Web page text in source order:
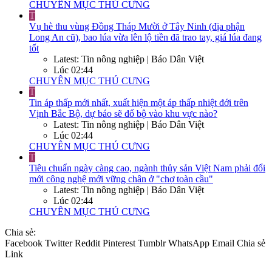
CHUYÊN MỤC THÚ CƯNG
T
Vụ hè thu vùng Đồng Tháp Mười ở Tây Ninh (địa phận
Long An cũ), bao lúa vừa lên lộ tiền đã trao tay, giá lúa đang
tốt
Latest: Tin nông nghiệp | Báo Dân Việt
Lúc 02:44
CHUYÊN MỤC THÚ CƯNG
T
Tin áp thấp mới nhất, xuất hiện một áp thấp nhiệt đới trên
Vịnh Bắc Bộ, dự báo sẽ đổ bộ vào khu vực nào?
Latest: Tin nông nghiệp | Báo Dân Việt
Lúc 02:44
CHUYÊN MỤC THÚ CƯNG
T
Tiêu chuẩn ngày càng cao, ngành thủy sản Việt Nam phải đổi
mới công nghệ mới vững chân ở "chợ toàn cầu"
Latest: Tin nông nghiệp | Báo Dân Việt
Lúc 02:44
CHUYÊN MỤC THÚ CƯNG
Chia sẻ:
Facebook Twitter Reddit Pinterest Tumblr WhatsApp Email Chia sẻ
Link